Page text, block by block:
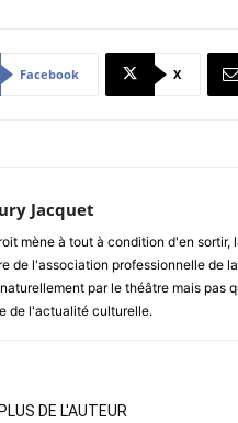
Facebook X
Jacquet
mène à tout à condition d'en
de l'association professionnelle de
par le théâtre mais pas
de l'actualité culturelle.
PLUS DE L'AUTEUR